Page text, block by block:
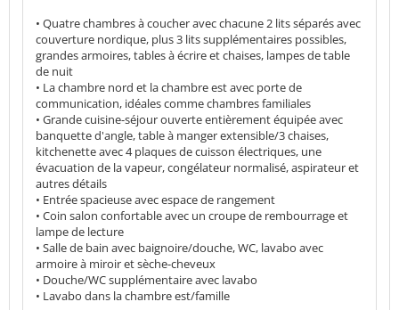
• Quatre chambres à coucher avec chacune 2 lits séparés avec
couverture nordique, plus 3 lits supplémentaires possibles,
grandes armoires, tables à écrire et chaises, lampes de table
de nuit
• La chambre nord et la chambre est avec porte de
communication, idéales comme chambres familiales
• Grande cuisine-séjour ouverte entièrement équipée avec
banquette d'angle, table à manger extensible/3 chaises,
kitchenette avec 4 plaques de cuisson électriques, une
évacuation de la vapeur, congélateur normalisé, aspirateur et
autres détails
• Entrée spacieuse avec espace de rangement
• Coin salon confortable avec un croupe de rembourrage et
lampe de lecture
• Salle de bain avec baignoire/douche, WC, lavabo avec
armoire à miroir et sèche-cheveux
• Douche/WC supplémentaire avec lavabo
• Lavabo dans la chambre est/famille